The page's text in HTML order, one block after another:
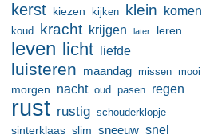
kerst kiezen kijken klein komen
koud kracht krijgen later leren
leven licht liefde
luisteren maandag missen mooi
morgen nacht oud pasen regen
rust rustig schouderklopje
sinterklaas slim sneeuw snel